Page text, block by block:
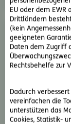
EU oder dem
Drittländern
(kein
geeigneten
Daten dem Zugriff
Rechtsbehelfe zur
Dadurch
vereinfachen die
unterstützen das
Cookies, Statistik-